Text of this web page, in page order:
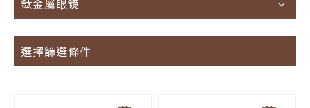
鈦金屬眼鏡
選擇篩選條件